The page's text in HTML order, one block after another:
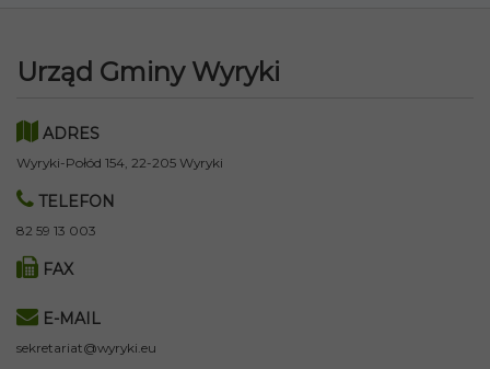
Urząd Gminy Wyryki
ADRES
Wyryki-Połód 154, 22-205 Wyryki
TELEFON
82 59 13 003
FAX
E-MAIL
sekretariat@wyryki.eu